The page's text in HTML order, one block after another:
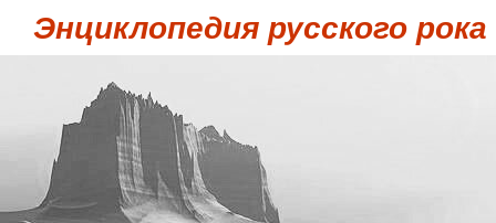
Энциклопедия русского рока